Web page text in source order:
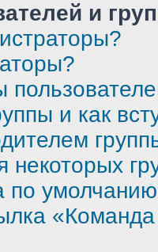
и
и как
некоторых
по